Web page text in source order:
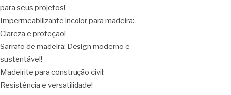
para seus projetos!
Impermeabilizante incolor para madeira:
Clareza e proteção!
Sarrafo de madeira: Design moderno e
sustentável!
Madeirite para construção civil:
Resistência e versatilidade!